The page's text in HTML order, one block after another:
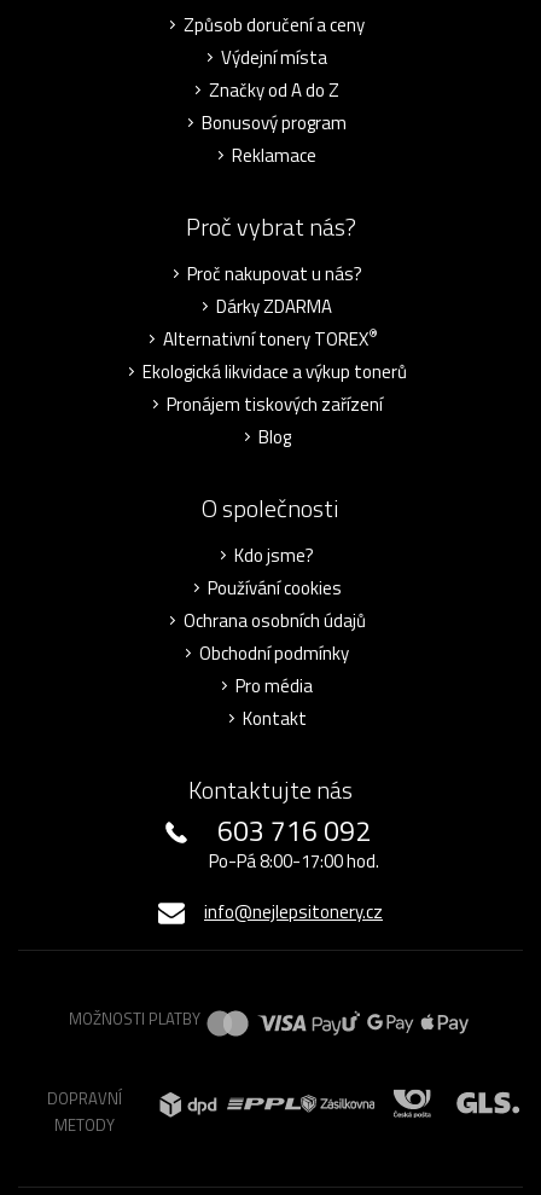
Způsob doručení a ceny
Výdejní místa
Značky od A do Z
Bonusový program
Reklamace
Proč vybrat nás?
Proč nakupovat u nás?
Dárky ZDARMA
Alternativní tonery TOREX®
Ekologická likvidace a výkup tonerů
Pronájem tiskových zařízení
Blog
O společnosti
Kdo jsme?
Používání cookies
Ochrana osobních údajů
Obchodní podmínky
Pro média
Kontakt
Kontaktujte nás
603 716 092
Po-Pá 8:00-17:00 hod.
info@nejlepsitonery.cz
MOŽNOSTI PLATBY
DOPRAVNÍ
METODY